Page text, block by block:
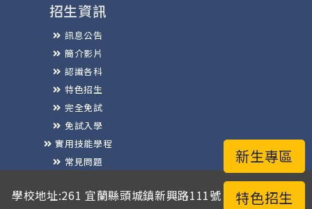
特色招生
新生專區
招生資訊
訊息公告
簡介影片
認識各科
特色招生
完全免試
免試入學
實用技能學程
常見問題
學校地址:261 宜蘭縣頭城鎮新興路111號 / 電話總機:03-